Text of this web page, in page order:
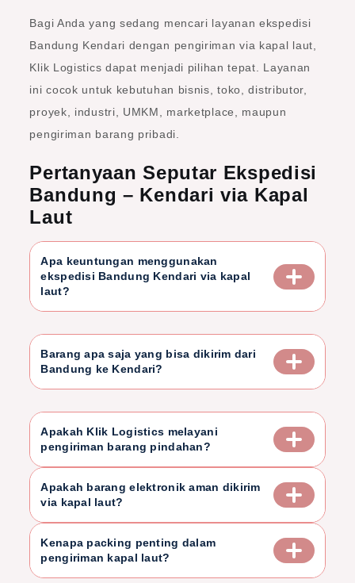
Bagi Anda yang sedang mencari layananekspedisi
Bandung Kendari dengan pengiriman via kapal laut,
Klik Logistics dapat menjadi pilihan tepat. Layanan
ini cocok untuk kebutuhan bisnis, toko, distributor,
proyek, industri, UMKM, marketplace, maupun
pengiriman barang pribadi.
Pertanyaan Seputar Ekspedisi
Bandung – Kendari via Kapal
Laut
Apa keuntungan menggunakan
ekspedisi Bandung Kendari via kapal
laut?
Barang apa saja yang bisa dikirim dari
Bandung ke Kendari?
Apakah Klik Logistics melayani
pengiriman barang pindahan?
Apakah barang elektronik aman dikirim
via kapal laut?
Kenapa packing penting dalam
pengiriman kapal laut?